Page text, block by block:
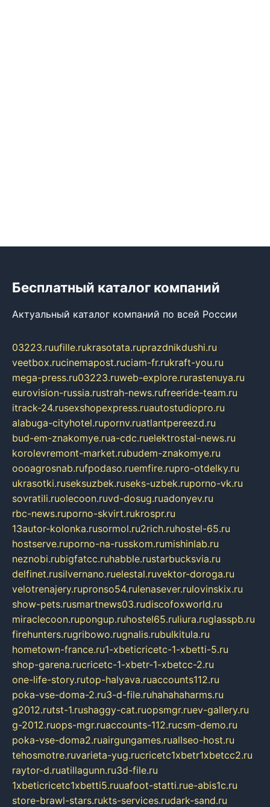
Бесплатный каталог компаний
Актуальный каталог компаний по всей России
03223.ruufille.rukrasotata.ruprazdnikdushi.ru
veetbox.rucinemapost.ruciam-fr.rukraft-you.ru
mega-press.ru03223.ruweb-explore.rurastenuya.ru
eurovision-russia.rustrah-news.rufreeride-team.ru
itrack-24.rusexshopexpress.ruautostudiopro.ru
alabuga-cityhotel.rupornv.ruatlantpereezd.ru
bud-em-znakomye.rua-cdc.ruelektrostal-news.ru
korolevremont-market.rubudem-znakomye.ru
oooagrosnab.rufpodaso.ruemfire.rupro-otdelky.ru
ukrasotki.ruseksuzbek.ruseks-uzbek.ruporno-vk.ru
sovratili.ruolecoon.ruvd-dosug.ruadonyev.ru
rbc-news.ruporno-skvirt.rukrospr.ru
13autor-kolonka.rusormol.ru2rich.ruhostel-65.ru
hostserve.ruporno-na-russkom.rumishinlab.ru
neznobi.rubigfatcc.ruhabble.rustarbucksvia.ru
delfinet.rusilvernano.ruelestal.ruvektor-doroga.ru
velotrenajery.rupronso54.rulenasever.rulovinskix.ru
show-pets.rusmartnews03.rudiscofoxworld.ru
miraclecoon.rupongup.ruhostel65.ruliura.ruglasspb.ru
firehunters.rugribowo.rugnalis.rubulkitula.ru
hometown-france.ru1-xbeticricetc-1-xbetti-5.ru
shop-garena.rucricetc-1-xbetr-1-xbetcc-2.ru
one-life-story.rutop-halyava.ruaccounts112.ru
poka-vse-doma-2.ru3-d-file.ruhahahaharms.ru
g2012.rutst-1.rushaggy-cat.ruopsmgr.ruev-gallery.ru
g-2012.ruops-mgr.ruaccounts-112.rucsm-demo.ru
poka-vse-doma2.ruairgungames.ruallseo-host.ru
tehosmotre.ruvarieta-yug.rucricetc1xbetr1xbetcc2.ru
raytor-d.ruatillagunn.ru3d-file.ru
1xbeticricetc1xbetti5.ruuafoot-statti.rue-abis1c.ru
store-brawl-stars.rukts-services.rudark-sand.ru